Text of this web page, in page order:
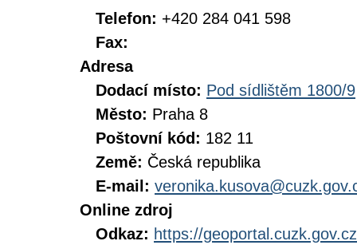
Telefon: +420 284 041 598
Fax:
Adresa
Dodací místo: Pod sídlištěm 1800/9
Město: Praha 8
Poštovní kód: 182 11
Země: Česká republika
E-mail:
Online zdroj
Odkaz: https://geoportal.cuzk.gov.cz